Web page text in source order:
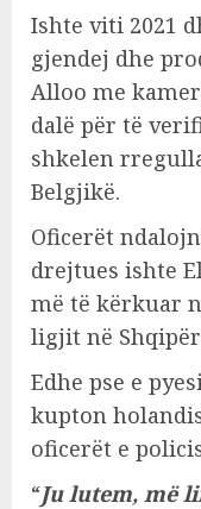
Ishte viti 2021
gjendej dhe
Alloo me
dalë për të
shkelen
Belgjikë.
Oficerët
drejtues ishte
më të kërkuar
ligjit në
Edhe pse e
kupton
oficerët e
“Ju lutem, më